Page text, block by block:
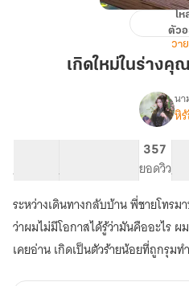
ใน
คุณชาย
โห
ตัว
วาย
เกิดใหม่ในร่างคุ
เ
นา
หิ
จำนวนคำ จำนวนหน้า (A5)
357
ยอดวิวระ
ระหว่างเดินทางกลับบ้าน พี่ชายโทรม
ว่าผมไม่มีโอกาสได้รู้ว่ามันคืออะไร
เคยอ่าน เกิดเป็นตัวร้ายน้อยที่ถูกรุม